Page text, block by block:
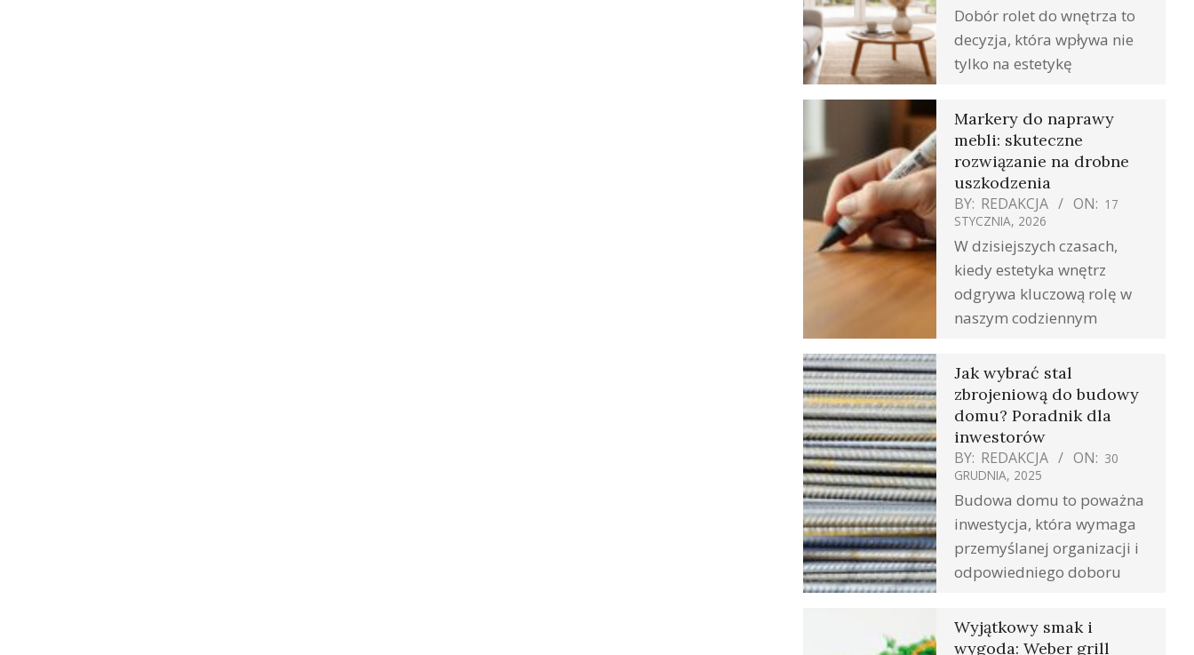
Dobór rolet do wnętrza to
decyzja, która wpływa nie
tylko na estetykę
Markery do naprawy
mebli: skuteczne
rozwiązanie na drobne
uszkodzenia
BY: REDAKCJA ON: 17
STYCZNIA, 2026
W dzisiejszych czasach,
kiedy estetyka wnętrz
odgrywa kluczową rolę w
naszym codziennym
Jak wybrać stal
zbrojeniową do budowy
domu? Poradnik dla
inwestorów
BY: REDAKCJA ON: 30
GRUDNIA, 2025
Budowa domu to poważna
inwestycja, która wymaga
przemyślanej organizacji i
odpowiedniego doboru
Wyjątkowy smak i
wygoda: Weber grill